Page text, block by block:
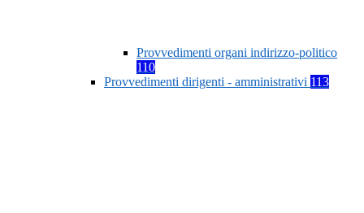
Provvedimenti organi indirizzo-politico
110
Provvedimenti dirigenti - amministrativi 113